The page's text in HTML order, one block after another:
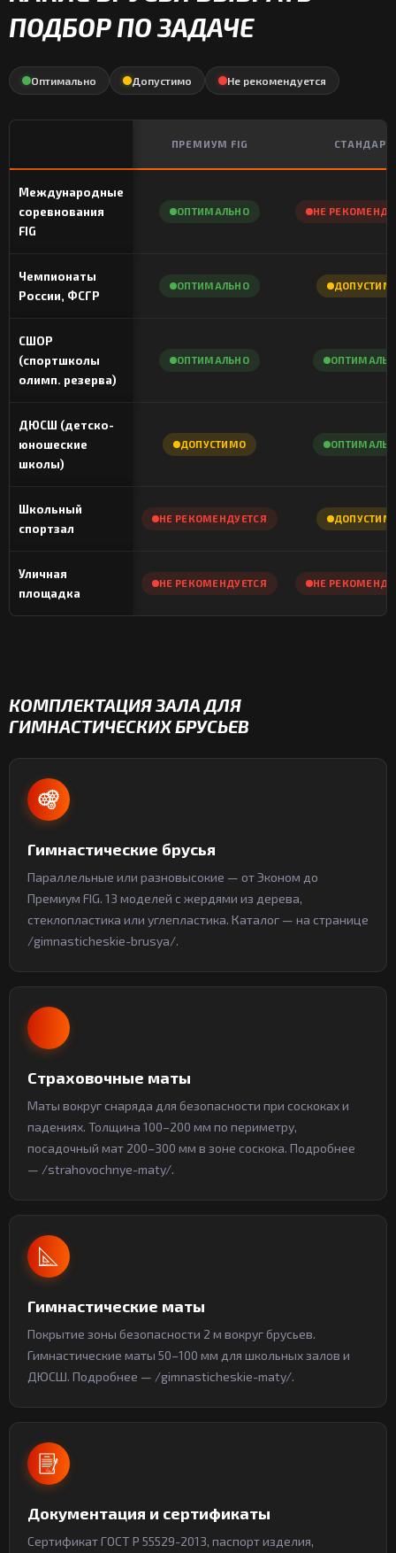
ПОДБОР ПО ЗАДАЧЕ
Оптимально Допустимо Не рекомендуется
ПРЕМИУМ FIG СТАНДАРТ
Международные
соревнования
FIG
ОПТИМАЛЬНО НЕ
Чемпионаты
России, ФСГР
ОПТИМАЛЬНО
СШОР
(спортшколы
олимп. резерва)
ОПТИМАЛЬНО
ДЮСШ (детско-
юношеские
школы)
ДОПУСТИМО
Школьный
спортзал
НЕ РЕКОМЕНДУЕТСЯ
Уличная
площадка
НЕ РЕКОМЕНДУЕТСЯ НЕ
КОМПЛЕКТАЦИЯ ЗАЛА ДЛЯ
ГИМНАСТИЧЕСКИХ БРУСЬЕВ
Гимнастические брусья
Параллельные или разновысокие — от Эконом до
Премиум FIG. 13 моделей с жердями из дерева,
стеклопластика или углепластика. Каталог — на странице
/gimnasticheskie-brusya/.
Страховочные маты
Маты вокруг снаряда для безопасности при соскоках и
падениях. Толщина 100–200 мм по периметру,
посадочный мат 200–300 мм в зоне соскока. Подробнее
— /strahovochnye-maty/.
Гимнастические маты
Покрытие зоны безопасности 2 м вокруг брусьев.
Гимнастические маты 50–100 мм для школьных залов и
ДЮСШ. Подробнее — /gimnasticheskie-maty/.
Документация и сертификаты
Сертификат ГОСТ Р 55529-2013, паспорт изделия,